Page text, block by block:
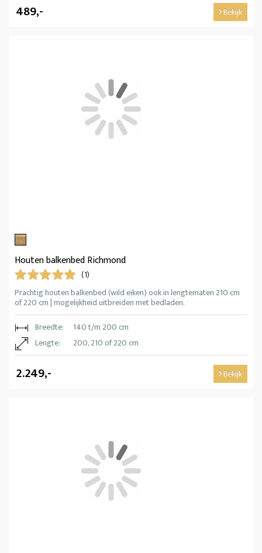
489,- Bekijk
Houten balkenbed Richmond
(1)
Prachtig houten balkenbed (wild eiken) ook in lengtematen 210 cm
of 220 cm | mogelijkheid uitbreiden met bedladen.
Breedte:
140 t/m 200 cm
Lengte:
200, 210 of 220 cm
2.249,- Bekijk